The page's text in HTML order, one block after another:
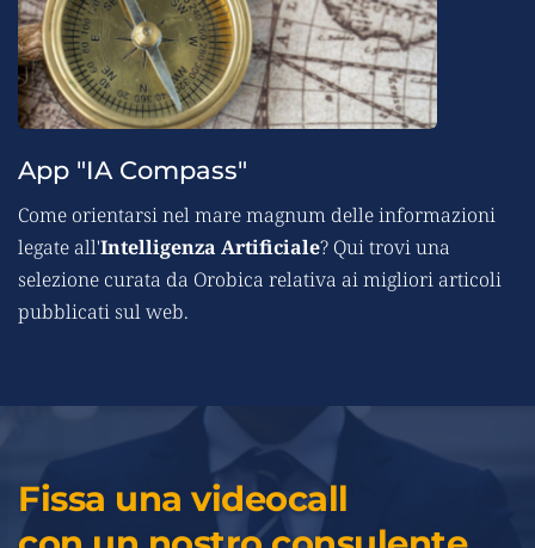
App "IA Compass"
Come orientarsi nel mare magnum delle informazioni
legate all'Intelligenza Artificiale? Qui trovi una
selezione curata da Orobica relativa ai migliori articoli
pubblicati sul web.
Fissa una videocall